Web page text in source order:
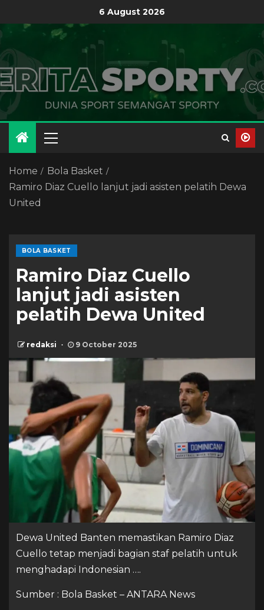
6 August 2026
Home
Bola Basket
Ramiro Diaz Cuello lanjut jadi asisten pelatih Dewa
United
BOLA BASKET
Ramiro Diaz Cuello
lanjut jadi asisten
pelatih Dewa United
redaksi 9 October 2025
Dewa United Banten memastikan Ramiro Diaz
Cuello tetap menjadi bagian staf pelatih untuk
menghadapi Indonesian ….
Sumber : Bola Basket – ANTARA News